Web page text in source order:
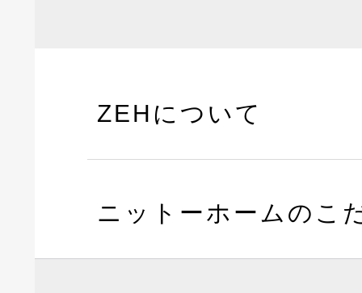
ZEHについて
ニットーホームのこ